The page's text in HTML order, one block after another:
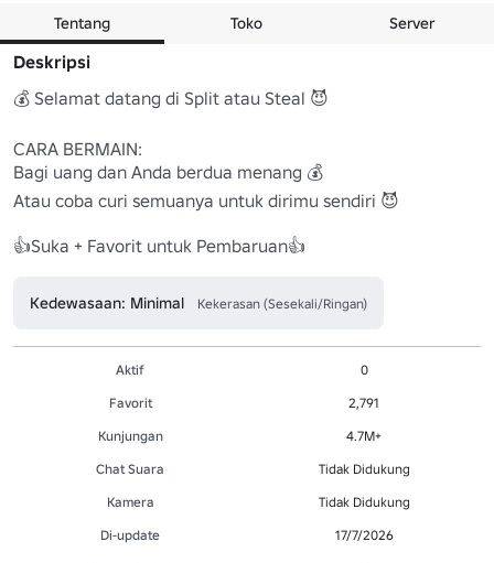
Tentang Toko Server
Deskripsi
💰 Selamat datang di Split atau Steal 😈
CARA BERMAIN:
Bagi uang dan Anda berdua menang 💰
Atau coba curi semuanya untuk dirimu sendiri 😈
👍Suka + Favorit untuk Pembaruan👍
Kedewasaan: Minimal Kekerasan (Sesekali/Ringan)
Aktif
0
Favorit
2,791
Kunjungan
4.7M+
Chat Suara
Tidak Didukung
Kamera
Tidak Didukung
Di-update
17/7/2026